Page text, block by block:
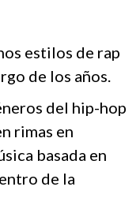
estilos de rap
de los años.
del hip-hop
rimas en
basada en
de la